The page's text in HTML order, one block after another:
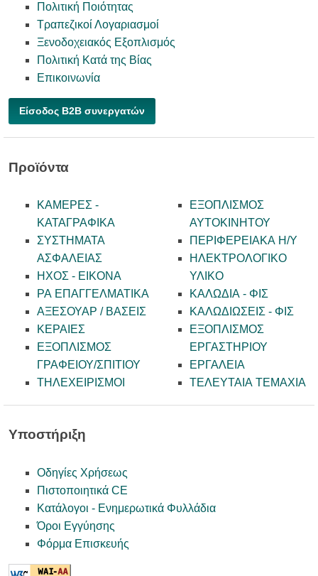
Πολιτική Ποιότητας
Τραπεζικοί Λογαριασμοί
Ξενοδοχειακός Εξοπλισμός
Πολιτική Κατά της Βίας
Επικοινωνία
Είσοδος B2B συνεργατών
Προϊόντα
ΚΑΜΕΡΕΣ -
KATAΓΡΑΦΙΚΑ
ΣΥΣΤΗΜΑΤΑ
ΑΣΦΑΛΕΙΑΣ
ΗΧΟΣ - ΕΙΚΟΝΑ
PA ΕΠΑΓΓΕΛΜΑΤΙΚΑ
ΑΞΕΣΟΥΑΡ / ΒΑΣΕΙΣ
ΚΕΡΑΙΕΣ
ΕΞΟΠΛΙΣΜΟΣ
ΓΡΑΦΕΙΟΥ/ΣΠΙΤΙΟΥ
ΤΗΛΕΧΕΙΡΙΣΜΟΙ
ΕΞΟΠΛΙΣΜΟΣ
ΑΥΤΟΚΙΝΗΤΟΥ
ΠΕΡΙΦΕΡΕΙΑΚΑ Η/Υ
ΗΛΕΚΤΡΟΛΟΓΙΚΟ
ΥΛΙΚΟ
ΚΑΛΩΔΙΑ - ΦΙΣ
ΚΑΛΩΔΙΩΣΕΙΣ - ΦΙΣ
ΕΞΟΠΛΙΣΜΟΣ
ΕΡΓΑΣΤΗΡΙΟΥ
ΕΡΓΑΛΕΙΑ
ΤΕΛΕΥΤΑΙΑ ΤΕΜΑΧΙΑ
Υποστήριξη
Οδηγίες Χρήσεως
Πιστοποιητικά CE
Κατάλογοι - Ενημερωτικά Φυλλάδια
Όροι Εγγύησης
Φόρμα Επισκευής